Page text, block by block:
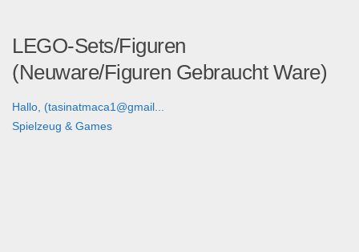
LEGO-Sets/Figuren
(Neuware/Figuren Gebraucht Ware)
Hallo, (tasinatmaca1@gmail...
Spielzeug & Games